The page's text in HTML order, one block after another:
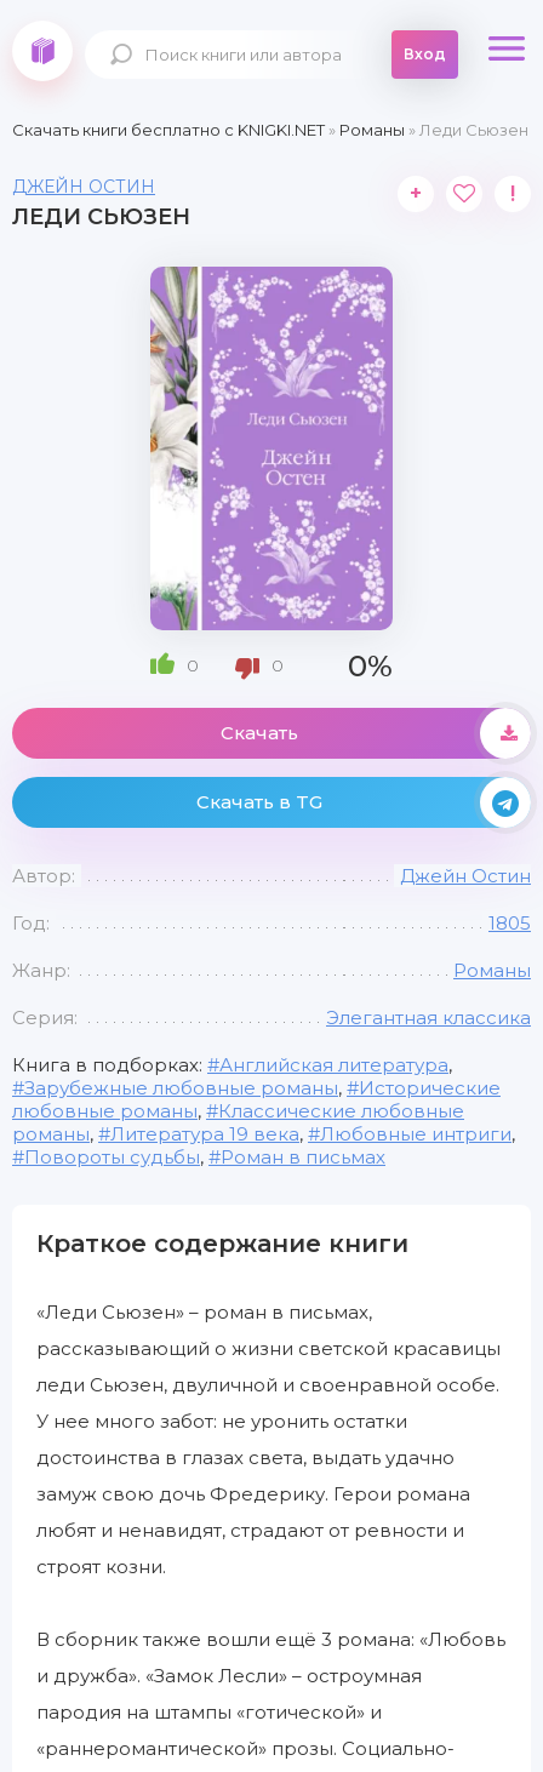
Вход
Скачать книги бесплатно c KNIGKI.NET» Романы » Леди Сьюзен
ДЖЕЙН ОСТИН
ЛЕДИ СЬЮЗЕН
+ !
0 0 0%
Скачать
Скачать в TG
Автор: Джейн Остин
Год: 1805
Жанр: Романы
Серия: Элегантная классика
Книга в подборках: Английская литература,
Зарубежные любовные романы,
Исторические
любовные романы,
Классические любовные
романы, Литература 19 века, Любовные интриги,
Повороты судьбы, Роман в письмах
Краткое содержание книги
«Леди Сьюзен» – роман в письмах,
рассказывающий о жизни светской красавицы
леди Сьюзен, двуличной и своенравной особе.
У нее много забот: не уронить остатки
достоинства в глазах света, выдать удачно
замуж свою дочь Фредерику. Герои романа
любят и ненавидят, страдают от ревности и
строят козни.
В сборник также вошли ещё 3 романа: «Любовь
и дружба». «Замок Лесли» – остроумная
пародия на штампы «готической» и
«раннеромантической» прозы. Социально-